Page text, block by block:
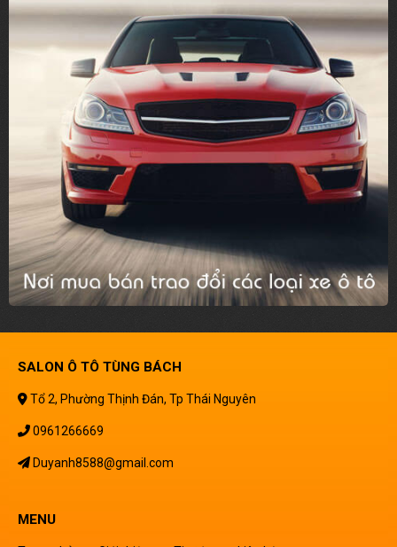
SALON Ô TÔ TÙNG BÁCH
Tổ 2, Phường Thịnh Đán, Tp Thái Nguyên
0961266669
Duyanh8588@gmail.com
MENU